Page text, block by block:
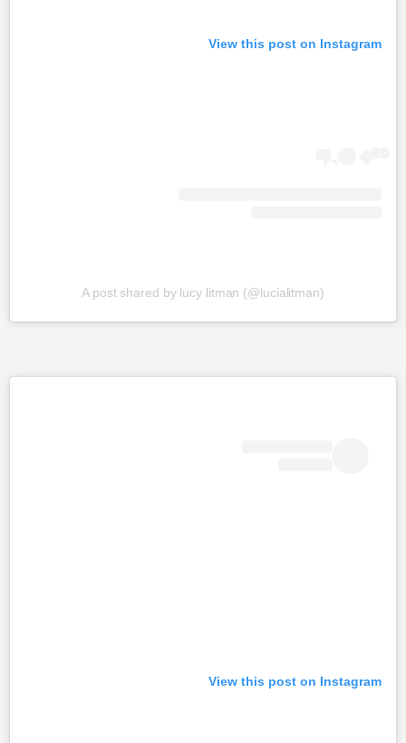
View this post on Instagram
A post shared by lucy litman (@lucialitman)
View this post on Instagram